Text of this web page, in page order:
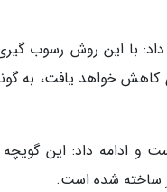
مدت 30 تا 45 روز ذکر کرد و ادامه داد: با این
کاهش خواهد یافت، به
و ادامه داد: این